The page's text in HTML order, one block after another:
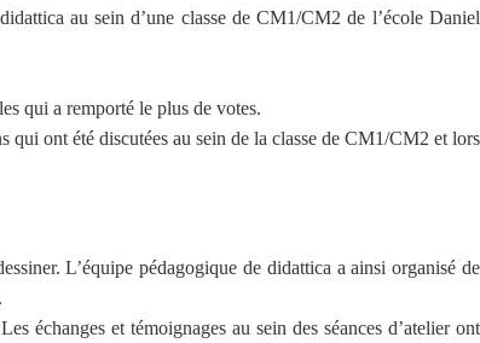
au sein d’une classe de CM1/CM2 de l’école Daniel
qui a remporté le plus de votes.
ont été discutées au sein de la classe de CM1/CM2 et lors
L’équipe pédagogique de didattica a ainsi organisé de
échanges et témoignages au sein des séances d’atelier ont